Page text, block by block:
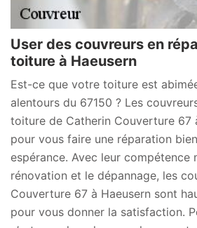
User des couvreurs en
toiture à Haeusern
Est-ce que votre toiture est
alentours du 67150 ? Les
toiture de Catherin Couverture 67
pour vous faire une réparation
espérance. Avec leur compétence
rénovation et le dépannage, les
Couverture 67 à Haeusern sont
pour vous donner la satisfaction.